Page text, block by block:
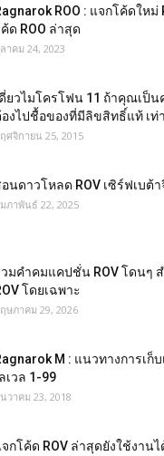
ROO : แจกโค้ดให
ด ROO ล่าสุด
าคม 24, 2023
ยวไมโครโฟน 11 ถ้าคุณเป็
องไปชื้อของที่มีลิขสิทธิ์แท้ เท่
ศจิกายน 25, 2015
นดาวโหลด ROV เซิร์ฟเบต้
ภาพันธ์ 22, 2025
มคำคมแคปชั่น ROV โดนๆ
โดยเฉพาะ
ษภาคม 29, 2026
M : แนวทางการเก็บ
เวล 1-99
วาคม 23, 2018
กโค้ด ROV ล่าสุดยังใช้งาน